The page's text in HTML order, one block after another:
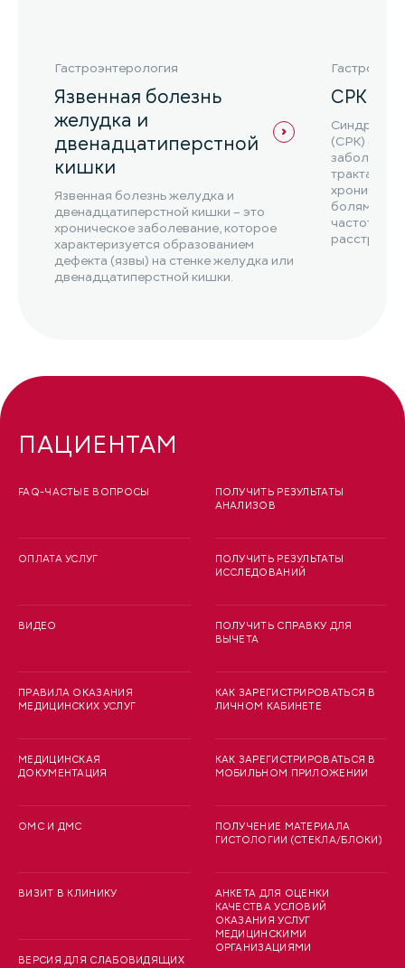
Гастроэнтерология
Язвенная болезнь
желудка и
двенадцатиперстной
кишки
Язвенная болезнь желудка и
двенадцатиперстной кишки – это
хроническое заболевание, которое
характеризуется образованием
дефекта (язвы) на стенке желудка или
двенадцатиперстной кишки.
СРК
Синдром
(СРК) – это
тракта,
болями в
частоты
ПАЦИЕНТАМ
FAQ-ЧАСТЫЕ ВОПРОСЫ
ОПЛАТА УСЛУГ
ВИДЕО
ПРАВИЛА ОКАЗАНИЯ
МЕДИЦИНСКИХ УСЛУГ
МЕДИЦИНСКАЯ
ДОКУМЕНТАЦИЯ
ОМС И ДМС
ВИЗИТ В КЛИНИКУ
ВЕРСИЯ ДЛЯ СЛАБОВИДЯЩИХ
ПОЛУЧИТЬ РЕЗУЛЬТАТЫ
АНАЛИЗОВ
ПОЛУЧИТЬ РЕЗУЛЬТАТЫ
ИССЛЕДОВАНИЙ
ПОЛУЧИТЬ СПРАВКУ ДЛЯ
ВЫЧЕТА
КАК ЗАРЕГИСТРИРОВАТЬСЯ В
ЛИЧНОМ КАБИНЕТЕ
КАК ЗАРЕГИСТРИРОВАТЬСЯ В
МОБИЛЬНОМ ПРИЛОЖЕНИИ
ПОЛУЧЕНИЕ МАТЕРИАЛА
ГИСТОЛОГИИ (СТЕКЛА/БЛОКИ)
АНКЕТА ДЛЯ ОЦЕНКИ
КАЧЕСТВА УСЛОВИЙ
ОКАЗАНИЯ УСЛУГ
МЕДИЦИНСКИМИ
ОРГАНИЗАЦИЯМИ